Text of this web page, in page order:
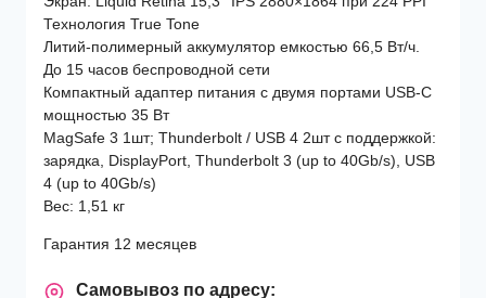
SSD
(MXD43)
Midnight
Технология True Tone
Литий-полимерный аккумулятор емкостью 66,5 Вт/ч.
До 15 часов беспроводной сети
Компактный адаптер питания с двумя портами USB-C
мощностью 35 Вт
MagSafe 3 1шт; Thunderbolt / USB 4 2шт с поддержкой:
зарядка, DisplayPort, Thunderbolt 3 (up to 40Gb/s), USB
4 (up to 40Gb/s)
Вес: 1,51 кг
Гарантия 12 месяцев
Самовывоз по адресу: